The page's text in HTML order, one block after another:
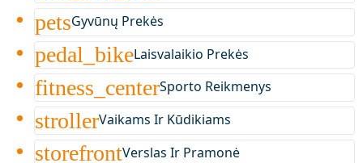
petsGyvūnų Prekės
pedal_bikeLaisvalaikio Prekės
fitness_centerSporto Reikmenys
strollerVaikams Ir Kūdikiams
storefrontVerslas Ir Pramonė